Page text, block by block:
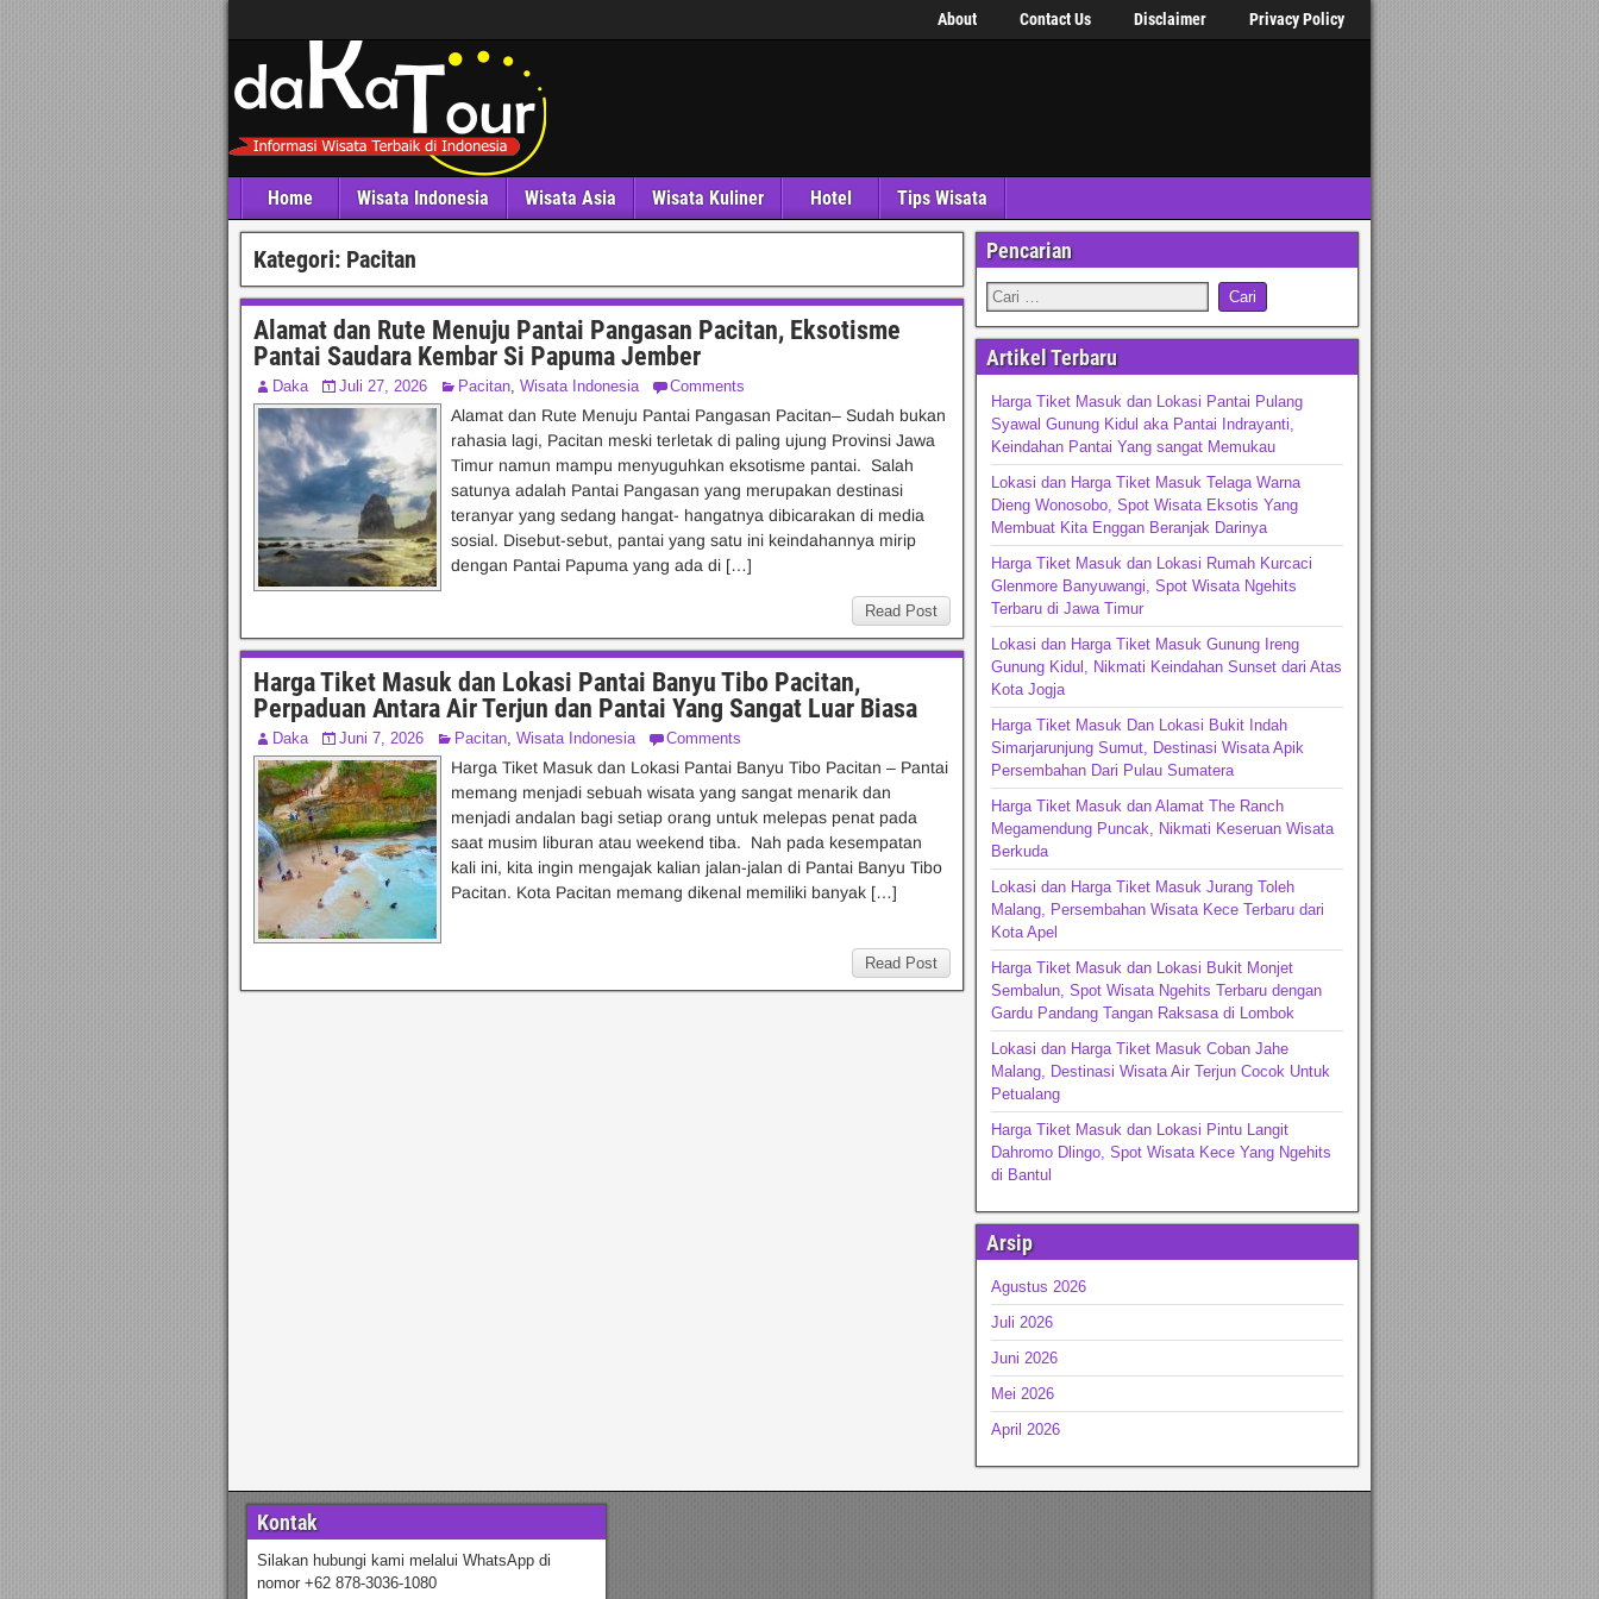
About Contact Us Disclaimer Privacy Policy
Home Wisata Indonesia Wisata Asia Wisata Kuliner Hotel Tips Wisata
Kategori: Pacitan
Alamat dan Rute Menuju Pantai Pangasan Pacitan, Eksotisme
Pantai Saudara Kembar Si Papuma Jember
Daka Juli 27, 2026 Pacitan, Wisata Indonesia Comments
Alamat dan Rute Menuju Pantai Pangasan Pacitan– Sudah bukan
rahasia lagi, Pacitan meski terletak di paling ujung Provinsi Jawa
Timur namun mampu menyuguhkan eksotisme pantai. Salah
satunya adalah Pantai Pangasan yang merupakan destinasi
teranyar yang sedang hangat- hangatnya dibicarakan di media
sosial. Disebut-sebut, pantai yang satu ini keindahannya mirip
dengan Pantai Papuma yang ada di […]
Read Post
Harga Tiket Masuk dan Lokasi Pantai Banyu Tibo Pacitan,
Perpaduan Antara Air Terjun dan Pantai Yang Sangat Luar Biasa
Daka Juni 7, 2026 Pacitan, Wisata Indonesia Comments
Harga Tiket Masuk dan Lokasi Pantai Banyu Tibo Pacitan – Pantai
memang menjadi sebuah wisata yang sangat menarik dan
menjadi andalan bagi setiap orang untuk melepas penat pada
saat musim liburan atau weekend tiba. Nah pada kesempatan
kali ini, kita ingin mengajak kalian jalan-jalan di Pantai Banyu Tibo
Pacitan. Kota Pacitan memang dikenal memiliki banyak […]
Read Post
Pencarian
Artikel Terbaru
Harga Tiket Masuk dan Lokasi Pantai Pulang
Syawal Gunung Kidul aka Pantai Indrayanti,
Keindahan Pantai Yang sangat Memukau
Lokasi dan Harga Tiket Masuk Telaga Warna
Dieng Wonosobo, Spot Wisata Eksotis Yang
Membuat Kita Enggan Beranjak Darinya
Harga Tiket Masuk dan Lokasi Rumah Kurcaci
Glenmore Banyuwangi, Spot Wisata Ngehits
Terbaru di Jawa Timur
Lokasi dan Harga Tiket Masuk Gunung Ireng
Gunung Kidul, Nikmati Keindahan Sunset dari Atas
Kota Jogja
Harga Tiket Masuk Dan Lokasi Bukit Indah
Simarjarunjung Sumut, Destinasi Wisata Apik
Persembahan Dari Pulau Sumatera
Harga Tiket Masuk dan Alamat The Ranch
Megamendung Puncak, Nikmati Keseruan Wisata
Berkuda
Lokasi dan Harga Tiket Masuk Jurang Toleh
Malang, Persembahan Wisata Kece Terbaru dari
Kota Apel
Harga Tiket Masuk dan Lokasi Bukit Monjet
Sembalun, Spot Wisata Ngehits Terbaru dengan
Gardu Pandang Tangan Raksasa di Lombok
Lokasi dan Harga Tiket Masuk Coban Jahe
Malang, Destinasi Wisata Air Terjun Cocok Untuk
Petualang
Harga Tiket Masuk dan Lokasi Pintu Langit
Dahromo Dlingo, Spot Wisata Kece Yang Ngehits
di Bantul
Arsip
Agustus 2026
Juli 2026
Juni 2026
Mei 2026
April 2026
Kontak
Silakan hubungi kami melalui WhatsApp di
nomor +62 878-3036-1080